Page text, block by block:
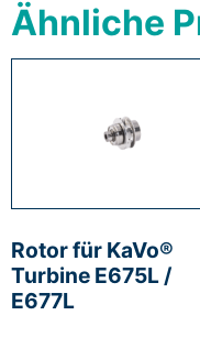
Ähnliche
Rotor für KaVo®
Turbine E675L /
E677L